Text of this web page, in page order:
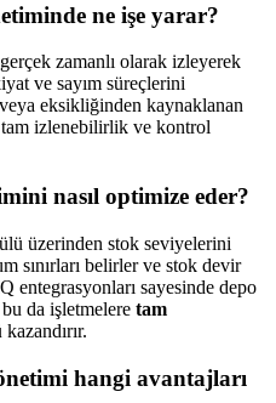
ne işe yarar?
zamanlı olarak izleyerek
ve sayım süreçlerini
eksikliğinden kaynaklanan
izlenebilirlik ve kontrol
nasıl optimize eder?
üzerinden stok seviyelerini
sınırları belirler ve stok devir
entegrasyonları sayesinde depo
da işletmelere tam
kazandırır.
hangi avantajları